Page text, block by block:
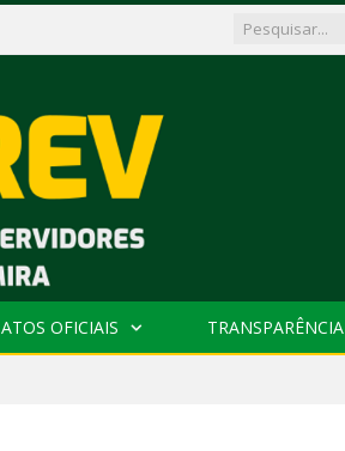
ATOS OFICIAIS TRANSPARÊNCIA